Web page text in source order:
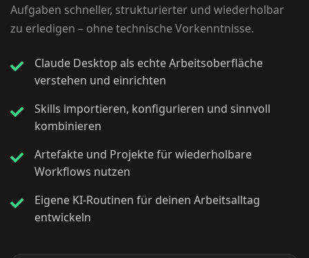
Aufgaben schneller, strukturierter und wiederholbar
zu erledigen – ohne technische Vorkenntnisse.
Claude Desktop als echte Arbeitsoberfläche
verstehen und einrichten
Skills importieren, konfigurieren und sinnvoll
kombinieren
Artefakte und Projekte für wiederholbare
Workflows nutzen
Eigene KI-Routinen für deinen Arbeitsalltag
entwickeln